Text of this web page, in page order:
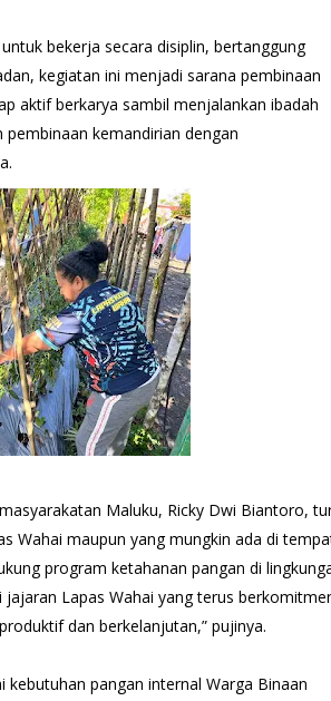
bekerja secara disiplin, bertanggung
kegiatan ini menjadi sarana pembinaan
aktif berkarya sambil menjalankan ibadah
kemandirian dengan
Maluku, Ricky Dwi Biantoro,
Wahai maupun yang mungkin ada di
program ketahanan pangan di
Lapas Wahai yang terus
dan berkelanjutan,” pujinya.
pangan internal Warga Binaan